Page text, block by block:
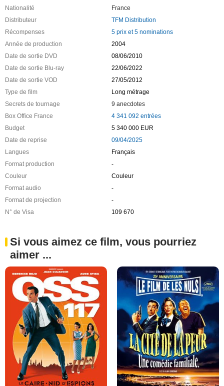
Nationalité
France
Distributeur
TFM Distribution
Récompenses
5 prix et 5 nominations
Année de production
2004
Date de sortie DVD
08/06/2010
Date de sortie Blu-ray
22/06/2022
Date de sortie VOD
27/05/2012
Type de film
Long métrage
Secrets de tournage
9 anecdotes
Box Office France
4 341 092 entrées
Budget
5 340 000 EUR
Date de reprise
09/04/2025
Langues
Français
Format production
-
Couleur
Couleur
Format audio
-
Format de projection
-
N° de Visa
109 670
Si vous aimez ce film, vous pourriez
aimer ...